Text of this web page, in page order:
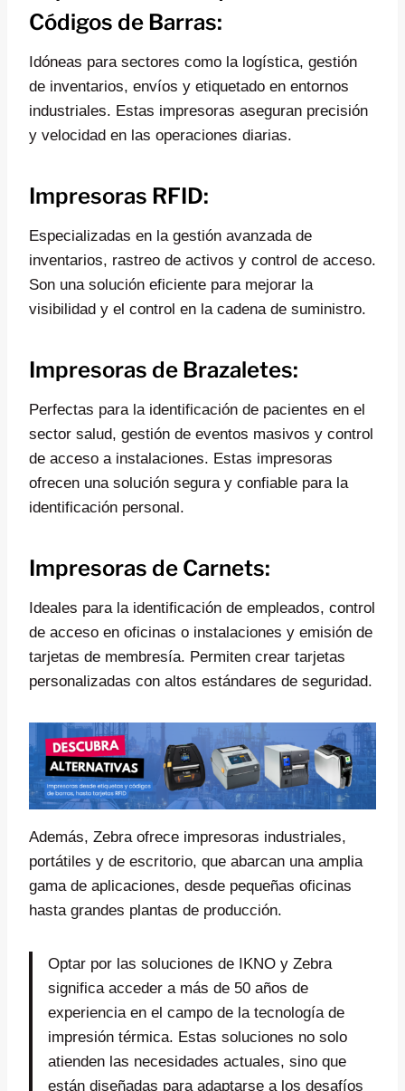
Códigos de Barras:
Idóneas para sectores como la logística, gestión
de inventarios, envíos y etiquetado en entornos
industriales. Estas impresoras aseguran precisión
y velocidad en las operaciones diarias.
Impresoras RFID:
Especializadas en la gestión avanzada de
inventarios, rastreo de activos y control de acceso.
Son una solución eficiente para mejorar la
visibilidad y el control en la cadena de suministro.
Impresoras de Brazaletes:
Perfectas para la identificación de pacientes en el
sector salud, gestión de eventos masivos y control
de acceso a instalaciones. Estas impresoras
ofrecen una solución segura y confiable para la
identificación personal.
Impresoras de Carnets:
Ideales para la identificación de empleados, control
de acceso en oficinas o instalaciones y emisión de
tarjetas de membresía. Permiten crear tarjetas
personalizadas con altos estándares de seguridad.
Además, Zebra ofrece impresoras industriales,
portátiles y de escritorio, que abarcan una amplia
gama de aplicaciones, desde pequeñas oficinas
hasta grandes plantas de producción.
Optar por las soluciones de IKNO y Zebra
significa acceder a más de 50 años de
experiencia en el campo de la tecnología de
impresión térmica. Estas soluciones no solo
atienden las necesidades actuales, sino que
están diseñadas para adaptarse a los desafíos